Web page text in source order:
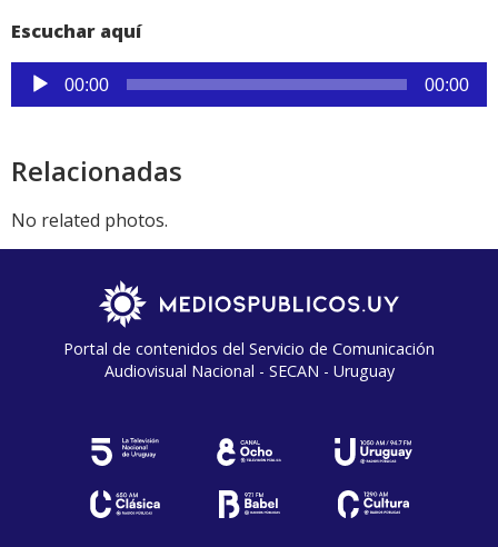
Escuchar aquí
Reproductor
de
00:00 00:00
Relacionadas
No related photos.
Portal de contenidos del Servicio de Comunicación
Audiovisual Nacional - SECAN - Uruguay